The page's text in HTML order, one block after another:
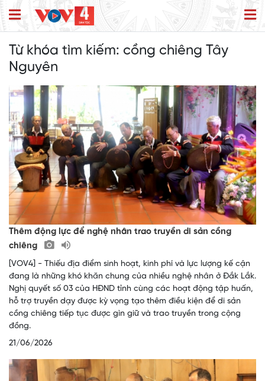
Từ khóa tìm kiếm: cồng chiêng Tây
Nguyên
Thêm động lực để nghệ nhân trao truyền di sản cồng
chiêng
[VOV4] - Thiếu địa điểm sinh hoạt, kinh phí và lực lượng kế cận
đang là những khó khăn chung của nhiều nghệ nhân ở Đắk Lắk.
Nghị quyết số 03 của HĐND tỉnh cùng các hoạt động tập huấn,
hỗ trợ truyền dạy được kỳ vọng tạo thêm điều kiện để di sản
cồng chiêng tiếp tục được gìn giữ và trao truyền trong cộng
đồng.
21/06/2026